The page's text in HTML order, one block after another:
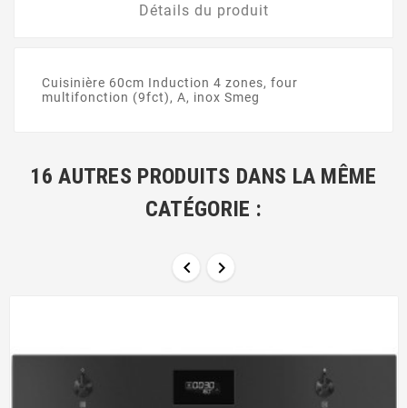
Détails du produit
Cuisinière 60cm Induction 4 zones, four
multifonction (9fct), A, inox Smeg
16 AUTRES PRODUITS DANS LA MÊME
CATÉGORIE :
 